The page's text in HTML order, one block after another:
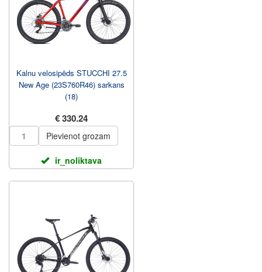
Kalnu velosipēds STUCCHI 27.5
New Age (23S760R46) sarkans
(18)
€ 330.24
Pievienot grozam
ir_noliktava